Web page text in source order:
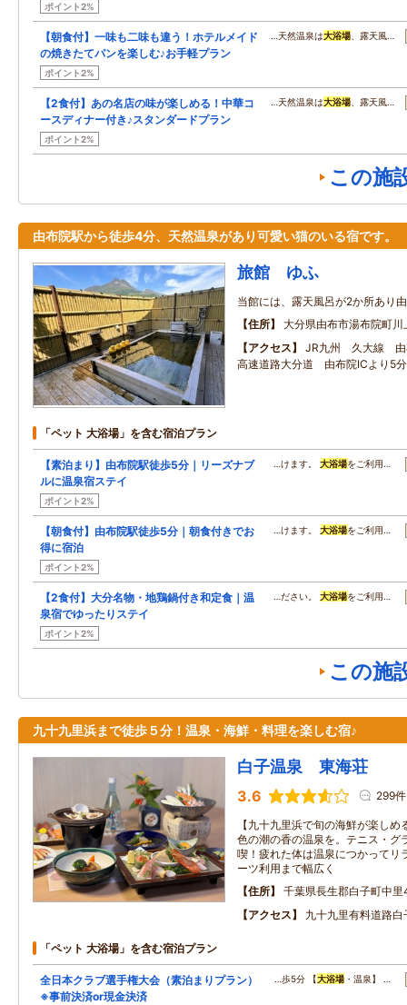
ポイント2%
【朝食付】一味も二味も違う！ホテルメイド
の焼きたてパンを楽しむ♪お手軽プラン
ポイント2%
…天然温泉は大浴場 、露天風…
【2食付】あの名店の味が楽しめる！中華コ
ースディナー付き♪スタンダードプラン
ポイント2%
…天然温泉は大浴場 、露天風…
この施
由布院駅から徒歩4分、天然温泉があり可愛い猫のいる宿です。
旅館 ゆふ
当館には、露天風呂が2か所あり
住所
大分県由布市湯布院町
アクセス
JR九州 久大線
高速道路大分道 由布院ICより5分
「ペット 大浴場」を含む宿泊プラン
【素泊まり】由布院駅徒歩5分｜リーズナブ
ルに温泉宿ステイ
ポイント2%
…けます。大浴場をご利用…
【朝食付】由布院駅徒歩5分｜朝食付きでお
得に宿泊
ポイント2%
…けます。大浴場をご利用…
【2食付】大分名物・地鶏鍋付き和定食｜温
泉宿でゆったりステイ
ポイント2%
…ださい。大浴場をご利用…
この施
九十九里浜まで徒歩５分！温泉・海鮮・料理を楽しむ宿♪
白子温泉 東海荘
3.6 299件
【九十九里浜で旬の海鮮が楽し
色の潮の香の温泉を。テニス・グ
喫！疲れた体は温泉につかってリ
ーツ利用まで幅広く
住所
千葉県長生郡白子町中
アクセス
九十九里有料道路
「ペット 大浴場」を含む宿泊プラン
全日本クラブ選手権大会（素泊まりプラン）
※事前決済or現金決済
…歩5分 【大浴場 ・温泉】 …